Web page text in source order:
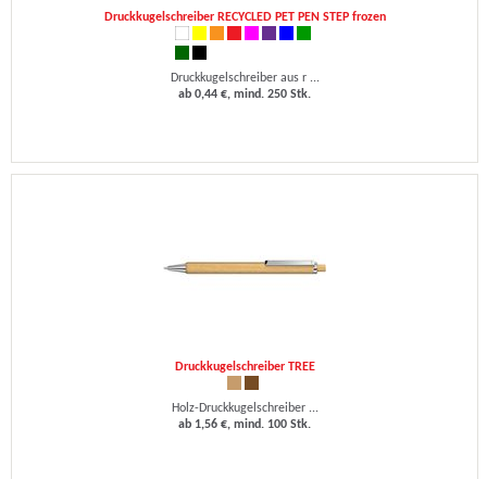
Druckkugelschreiber RECYCLED PET PEN STEP frozen
Druckkugelschreiber aus r ...
ab 0,44 €, mind. 250 Stk.
Druckkugelschreiber TREE
Holz-Druckkugelschreiber ...
ab 1,56 €, mind. 100 Stk.